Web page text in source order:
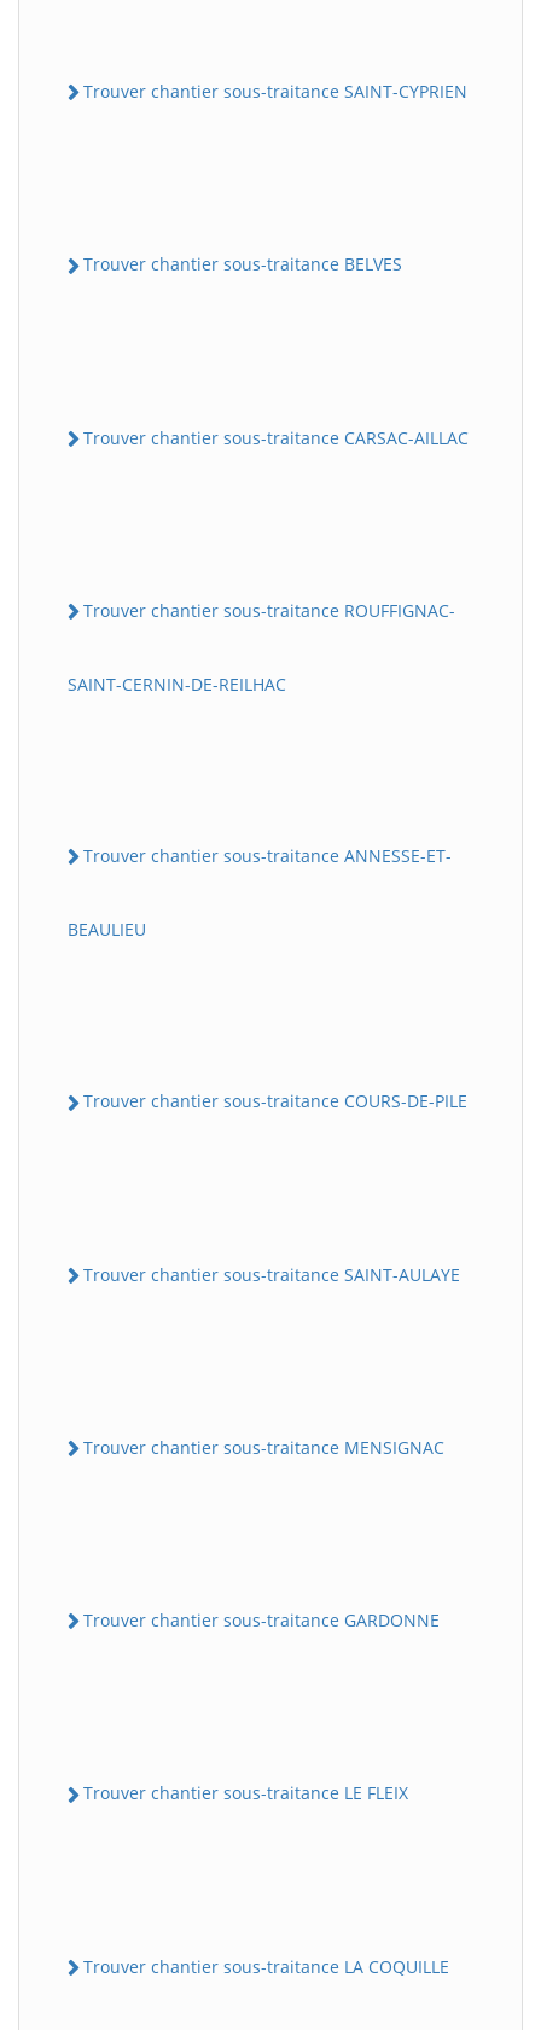
Trouver chantier sous-traitance SAINT-CYPRIEN
Trouver chantier sous-traitance BELVES
Trouver chantier sous-traitance CARSAC-AILLAC
Trouver chantier sous-traitance ROUFFIGNAC-
SAINT-CERNIN-DE-REILHAC
Trouver chantier sous-traitance ANNESSE-ET-
BEAULIEU
Trouver chantier sous-traitance COURS-DE-PILE
Trouver chantier sous-traitance SAINT-AULAYE
Trouver chantier sous-traitance MENSIGNAC
Trouver chantier sous-traitance GARDONNE
Trouver chantier sous-traitance LE FLEIX
Trouver chantier sous-traitance LA COQUILLE